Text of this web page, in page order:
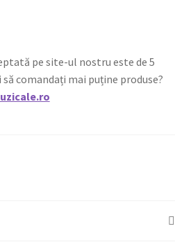
pe site-ul nostru este de 5
comandați mai puține produse?